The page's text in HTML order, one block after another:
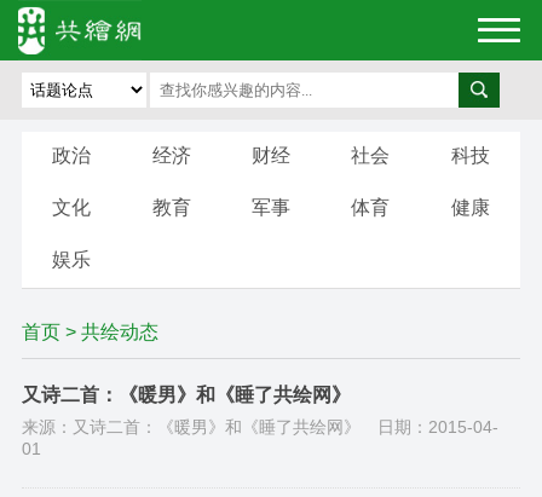
政治 经济 财经 社会 科技
文化 教育 军事 体育 健康
娱乐
首页> 共绘动态
又诗二首：《暖男》和《睡了共绘网》
来源：又诗二首：《暖男》和《睡了共绘网》
日期：2015-04-
01